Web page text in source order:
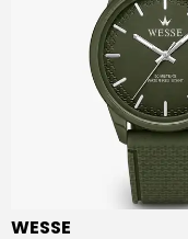
WESSE